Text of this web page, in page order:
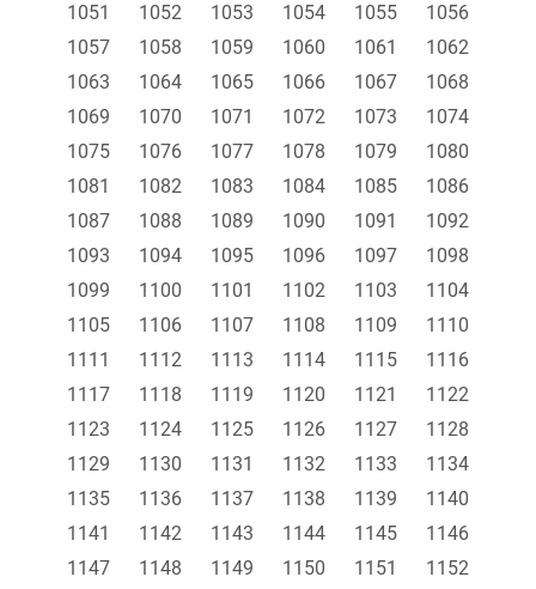
1051
1052 1053 1054 1055
1056
1057
1058 1059 1060 1061
1062
1063
1064 1065 1066 1067
1068
1069
1070 1071 1072 1073
1074
1075
1076 1077 1078 1079
1080
1081
1082 1083 1084 1085
1086
1087
1088 1089 1090 1091
1092
1093
1094 1095 1096 1097
1098
1099
1100 1101 1102 1103
1104
1105
1106 1107 1108 1109
1110
1111
1112 1113 1114 1115
1116
1117
1118 1119 1120 1121
1122
1123
1124 1125 1126 1127
1128
1129
1130 1131 1132 1133
1134
1135
1136 1137 1138 1139
1140
1141
1142 1143 1144 1145
1146
1147
1148 1149 1150 1151 1152